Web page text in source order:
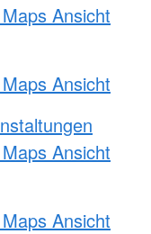
Ansicht
Ansicht
Ansicht
Ansicht